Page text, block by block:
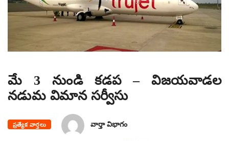
మే 3 నుండి కడప – విజయవాడల
నడుమ విమాన సర్వీసు
ప్రత్యేక వార్తలు వార్తా విభాగం